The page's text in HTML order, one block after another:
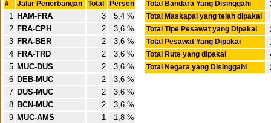
# Jalur Penerbangan Total Persen
1 HAM-FRA 3
5,4 %
2 FRA-CPH 2
3,6 %
3 FRA-BER 2
3,6 %
4 FRA-TRD 2
3,6 %
5 MUC-DUS 2
3,6 %
6 DEB-MUC 2
3,6 %
7 DUS-MUC 2
3,6 %
8 BCN-MUC 2
3,6 %
9 MUC-AMS 1
1,8 %
Total Bandara Yang Disinggahi
Total Maskapai yang telah dipakai
Total Tipe Pesawat yang Dipakai
Total Pesawat Yang Dipakai
Total Rute yang dipakai
Total Negara yang Disinggahi